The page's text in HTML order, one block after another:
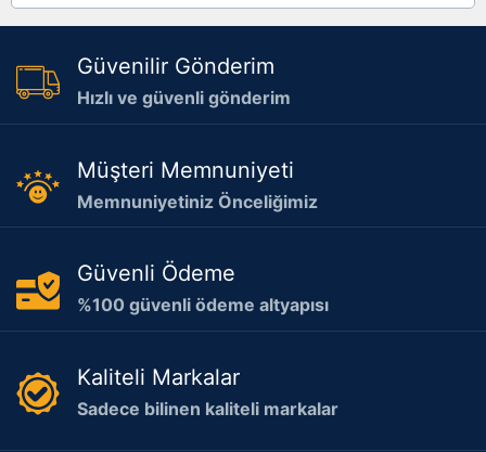
Güvenilir Gönderim
Hızlı ve güvenli gönderim
Müşteri Memnuniyeti
Memnuniyetiniz Önceliğimiz
Güvenli Ödeme
%100 güvenli ödeme altyapısı
Kaliteli Markalar
Sadece bilinen kaliteli markalar